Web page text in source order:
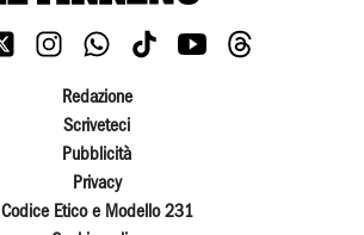
Redazione
Scriveteci
Pubblicità
Privacy
Codice Etico e Modello 231